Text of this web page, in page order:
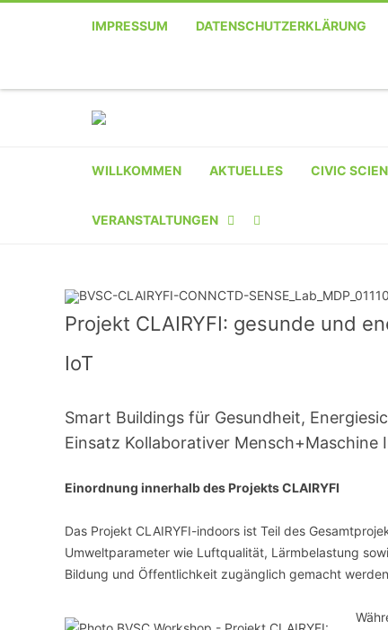
IMPRESSUM DATENSCHUTZERKLÄRUNG
WILLKOMMEN AKTUELLES CIVIC
VERANSTALTUNGEN
REGISTRIERUNG
VERANSTALTUNGSORTE
Projekt CLAIRYFI: gesunde und
IoT
Smart Buildings für Gesundheit,
Einsatz Kollaborativer Mensch+Maschine
Einordnung innerhalb des Projekts CLAIRYFI
Das Projekt CLAIRYFI-indoors ist Teil des
Umweltparameter wie Luftqualität, Lärmbelastung
Bildung und Öffentlichkeit zugänglich gemacht